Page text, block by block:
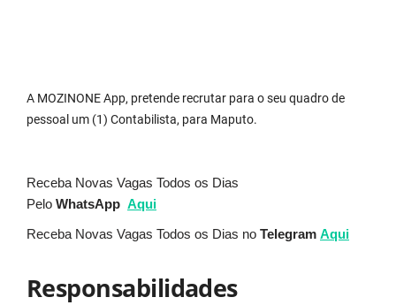
A MOZINONE App, pretende recrutar para o seu quadro de
pessoal um (1) Contabilista, para Maputo.
Receba Novas Vagas Todos os Dias
Pelo WhatsApp Aqui
Receba Novas Vagas Todos os Dias no Telegram Aqui
Responsabilidades